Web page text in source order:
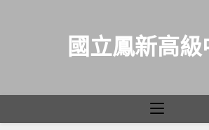
國立鳳新高級